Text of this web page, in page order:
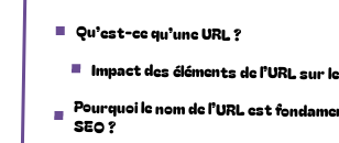
Qu’est-ce qu’une URL ?
Impact des éléments de l’URL sur
Pourquoi le nom de l’URL est
SEO ?